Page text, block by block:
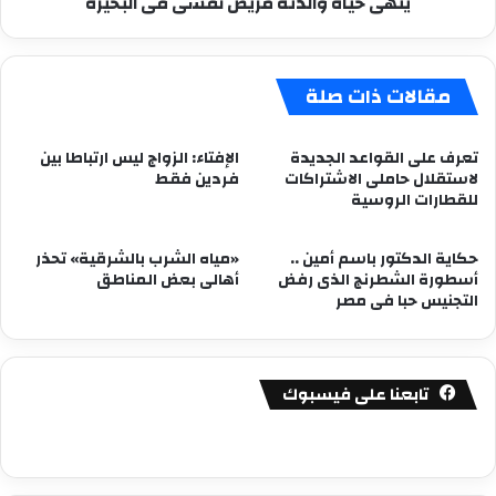
مقالات ذات صلة
تعرف على القواعد الجديدة
لاستقلال حاملى الاشتراكات
للقطارات الروسية
الإفتاء: الزواج ليس ارتباطا بين
فردين فقط
حكاية الدكتور باسم أمين ..
أسطورة الشطرنج الذى رفض
التجنيس حبا فى مصر
«مياه الشرب بالشرقية» تحذر
أهالى بعض المناطق
تابعنا على فيسبوك